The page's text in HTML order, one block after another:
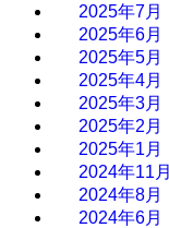
2025年7月
2025年6月
2025年5月
2025年4月
2025年3月
2025年2月
2025年1月
2024年11月
2024年8月
2024年6月